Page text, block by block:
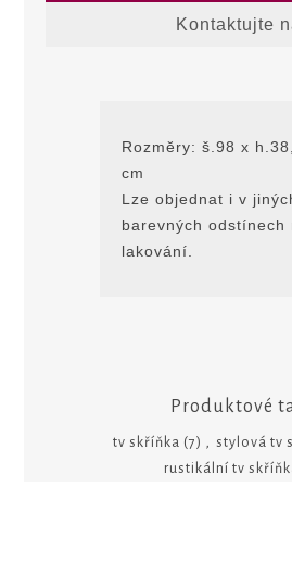
Kontaktujte
Rozmĕry: š.98 x
cm
Lze objednat i v
barevných odstínech
lakování.
Produktové
tv skříňka (7) stylová tv
rustikální tv